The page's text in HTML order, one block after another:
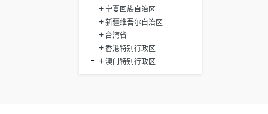
宁夏回族自治区
新疆维吾尔自治区
台湾省
香港特别行政区
澳门特别行政区